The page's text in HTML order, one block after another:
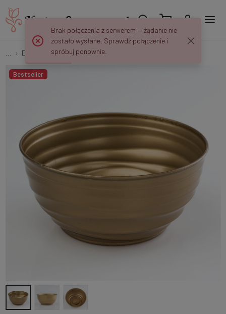
Doniczki Plastikowe Doniczka Misa 15 cm SONIA C126
Bestseller
Brak połączenia z serwerem — żądanie nie
zostało wysłane. Sprawdź połączenie i
spróbuj ponownie.